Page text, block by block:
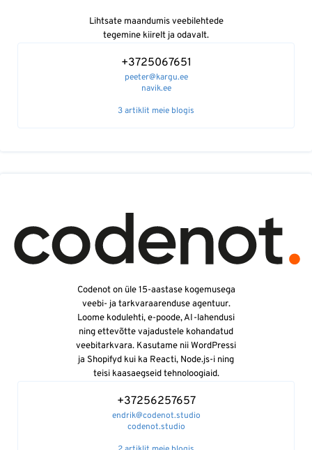
Lihtsate maandumis veebilehtede
tegemine kiirelt ja odavalt.
+3725067651
peeter@kargu.ee
navik.ee
3 artiklit meie blogis
Codenot on üle 15-aastase kogemusega
veebi- ja tarkvaraarenduse agentuur.
Loome kodulehti, e-poode, AI-lahendusi
ning ettevõtte vajadustele kohandatud
veebitarkvara. Kasutame nii WordPressi
ja Shopifyd kui ka Reacti, Node.js-i ning
teisi kaasaegseid tehnoloogiaid.
+37256257657
endrik@codenot.studio
codenot.studio